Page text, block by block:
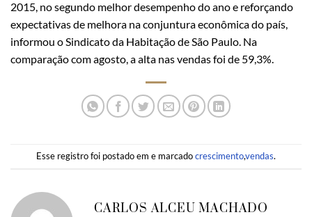
2015, no segundo melhor desempenho do ano e reforçando
expectativas de melhora na conjuntura econômica do país,
informou o Sindicato da Habitação de São Paulo. Na
comparação com agosto, a alta nas vendas foi de 59,3%.
Esse registro foi postado em e marcadocrescimento,vendas.
CARLOS ALCEU MACHADO